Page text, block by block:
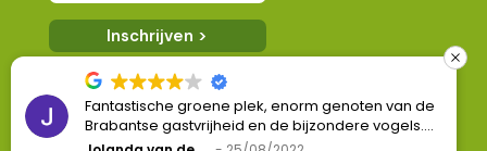
Kopieer naar klembord
Fantastische groene plek, enorm genoten van de
Brabantse gastvrijheid en de bijzondere vogels.
Helaas te kort geweest om gebruik te maken van